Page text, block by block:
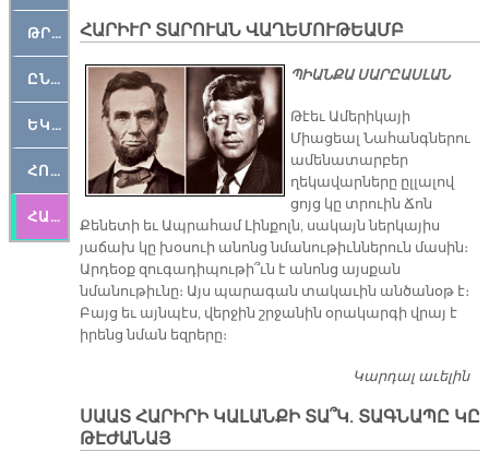
ԹՐՔԱՀԱՅ ԿԵԱՆՔ
ԸՆԿԵՐԱՄՇԱԿՈՒԹԱՅԻՆ
ԵԿԵՂԵՑԱԿԱՆ
ՀՈԳԵՄՏԱՒՈՐ
ՀԱՐԹԱԿ
ՀԱՐԻՒՐ ՏԱՐՈՒԱՆ ՎԱՂԵՄՈՒԹԵԱՄԲ
ՊԻԱՆՔԱ ՍԱՐԸԱՍԼԱՆ
Թէեւ Ամերիկայի
Միացեալ Նահանգներու
ամենատարբեր
ղեկավարները ըլլալով
ցոյց կը տրուին Ճոն
Քենետի եւ Ապրահամ Լինքոլն, սակայն ներկայիս
յաճախ կը խօսուի անոնց նմանութիւններուն մասին։
Արդեօք զուգադիպութի՞ւն է անոնց այսքան
նմանութիւնը։ Այս պարագան տակաւին անծանօթ է։
Բայց եւ այնպէս, վերջին շրջանին օրակարգի վրայ է
իրենց նման եզրերը։
Կարդալ աւելին
ՍԱԱՏ ՀԱՐԻՐԻ ԿԱԼԱՆՔԻ ՏԱ՞Կ. ՏԱԳՆԱՊԸ ԿԸ
ԹԷԺԱՆԱՅ